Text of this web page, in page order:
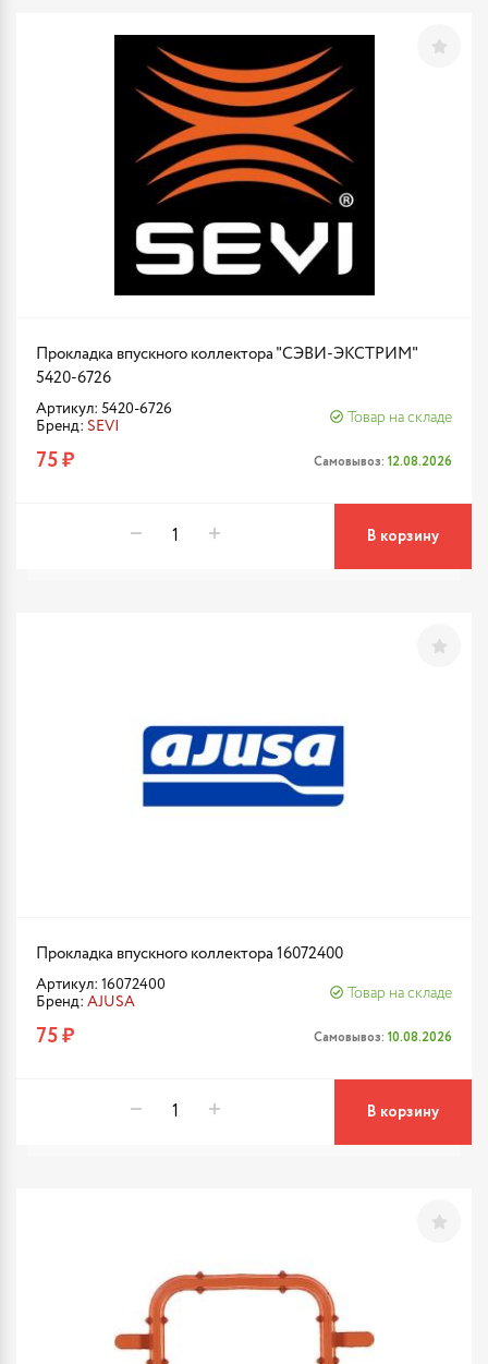
Прокладка впускного коллектора "СЭВИ-ЭКСТРИМ"
5420-6726
Артикул: 5420-6726
Бренд: SEVI
Товар на складе
75 ₽ Самовывоз: 12.08.2026
В корзину
Прокладка впускного коллектора 16072400
Артикул: 16072400
Бренд: AJUSA
Товар на складе
75 ₽ Самовывоз: 10.08.2026
В корзину